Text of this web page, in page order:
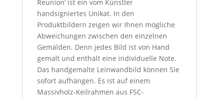
Reunion‘ ist ein vom Künstler
handsigniertes Unikat. In den
Produktbildern zeigen wir Ihnen mögliche
Abweichungen zwischen den einzelnen
Gemälden. Denn jedes Bild ist von Hand
gemalt und enthält eine individuelle Note.
Das handgemalte Leinwandbild können Sie
sofort aufhängen. Es ist auf einem
Massivholz-Keilrahmen aus FSC-